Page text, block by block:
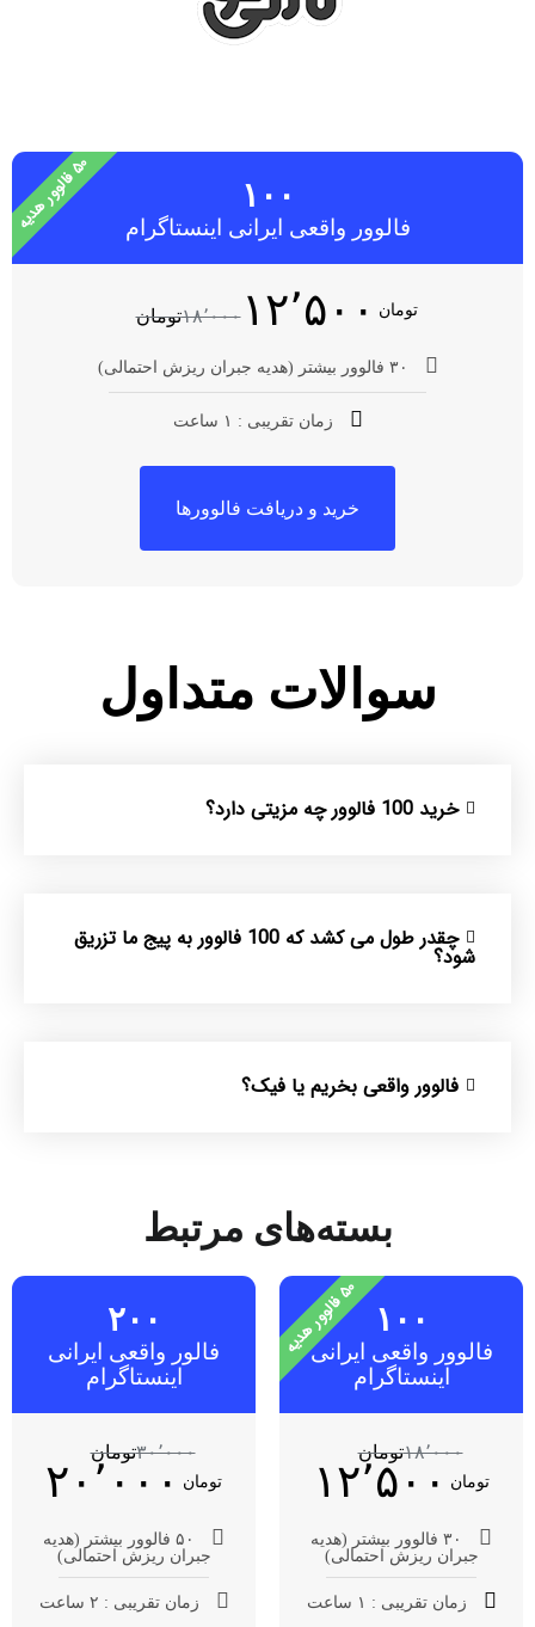
۱۰۰
فالوور واقعی ایرانی اینستاگرام
۱۸٬۰۰۰تومان ۱۲٬۵۰۰ تومان
۳۰ فالوور بیشتر (هدیه جبران ریزش احتمالی)
زمان تقریبی : ۱ ساعت
خرید و دریافت فالوورها
۵
۰
ف
ا
ل
و
و
ر
ه
د
ی
ه
سوالات متداول
خرید 100 فالوور چه مزیتی دارد؟
چقدر طول می کشد که 100 فالوور به پیج ما تزریق
شود؟
فالوور واقعی بخریم یا فیک؟
بسته‌های مرتبط
۱۰۰
فالوور واقعی ایرانی
اینستاگرام
۱۸٬۰۰۰تومان
۱۲٬۵۰۰ تومان
۳۰ فالوور بیشتر (هدیه
جبران ریزش احتمالی)
زمان تقریبی : ۱ ساعت
۵
۰
ف
ا
ل
و
و
ر
ه
د
ی
ه ۲۰۰
فالور واقعی ایرانی
اینستاگرام
۳۰٬۰۰۰تومان
۲۰٬۰۰۰ تومان
۵۰ فالوور بیشتر (هدیه
جبران ریزش احتمالی)
زمان تقریبی : ۲ ساعت